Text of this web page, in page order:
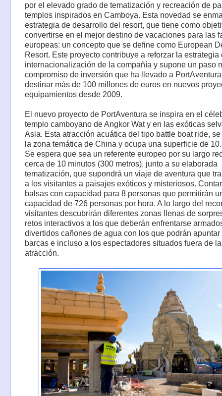
por el elevado grado de tematización y recreación de
templos inspirados en Camboya. Esta novedad se
estrategia de desarrollo del resort, que tiene como
convertirse en el mejor destino de vacaciones para las
europeas: un concepto que se define como European
Resort. Este proyecto contribuye a reforzar la estrategia
internacionalización de la compañía y supone un paso
compromiso de inversión que ha llevado a
destinar más de 100 millones de euros en nuevos
equipamientos desde 2009.
El nuevo proyecto de PortAventura se inspira en el
templo camboyano de Angkor Wat y en las exóticas
Asia. Esta atracción acuática del tipo battle boat ride,
la zona temática de China y ocupa una superficie de
Se espera que sea un referente europeo por su largo
cerca de 10 minutos (300 metros), junto a su elaborada
tematización, que supondrá un viaje de aventura que
a los visitantes a paisajes exóticos y misteriosos.
balsas con capacidad para 8 personas que permitirán
capacidad de 726 personas por hora. A lo largo del
visitantes descubrirán diferentes zonas llenas de
retos interactivos a los que deberán enfrentarse
divertidos cañones de agua con los que podrán apuntar
barcas e incluso a los espectadores situados fuera de la
atracción.